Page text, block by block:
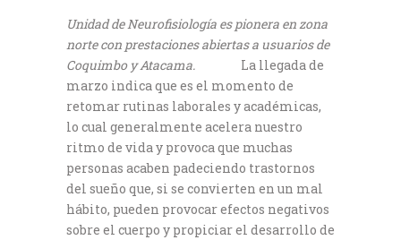
Unidad de Neurofisiología es pionera en zona
norte con prestaciones abiertas a usuarios de
Coquimbo y Atacama. La llegada de
marzo indica que es el momento de
retomar rutinas laborales y académicas,
lo cual generalmente acelera nuestro
ritmo de vida y provoca que muchas
personas acaben padeciendo trastornos
del sueño que, si se convierten en un mal
hábito, pueden provocar efectos negativos
sobre el cuerpo y propiciar el desarrollo de